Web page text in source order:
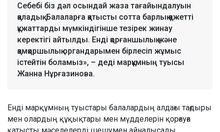
Себебі біз дәл осындай жаза тағайындалуын
қаладық. Балаларға қатысты сотта барлық қажетті
құжаттарды мүмкіндігінше тезірек жинау
керектігі айтылды. Енді қорғаншылық және
қамқоршылық органдарымен бірлесіп жұмыс
істейтін боламыз», – деді марқұмның туысы
Жанна Нұрғазинова.
Енді марқұмның туыстары балалардың алдағы тағдыры
мен олардың құқықтары мен мүдделерін қорғауға